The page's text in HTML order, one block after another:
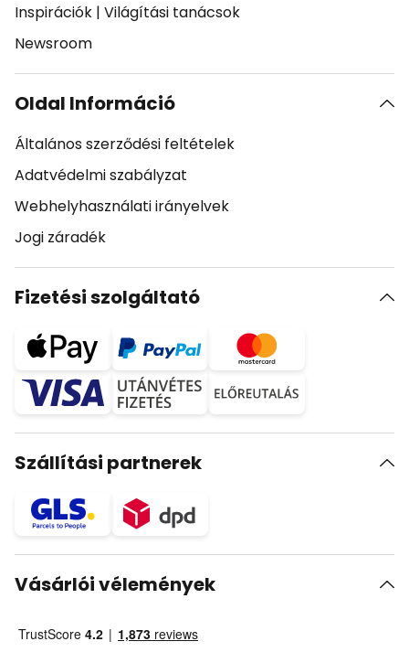
Inspirációk | Világítási tanácsok
Newsroom
Oldal Információ
Általános szerződési feltételek
Adatvédelmi szabályzat
Webhelyhasználati irányelvek
Jogi záradék
Fizetési szolgáltató
Szállítási partnerek
Vásárlói vélemények